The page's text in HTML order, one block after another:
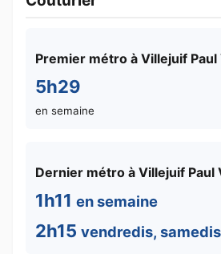
Premier métro à Villejuif
5h29
en semaine
Dernier métro à Villejuif
1h11 en semaine
2h15 vendredis,